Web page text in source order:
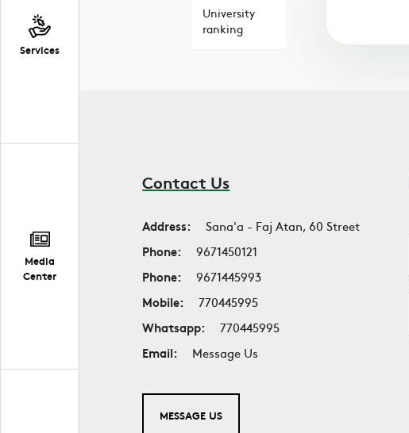
Services
Media
Center
University
ranking
Contact Us
Address:
Sana'a - Faj Atan, 60 Street
Phone:
9671450121
Phone:
9671445993
Mobile:
770445995
Whatsapp:
770445995
Email:
Message Us
MESSAGE US